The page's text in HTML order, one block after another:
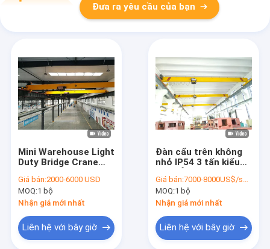
Đưa ra yêu cầu của bạn
Mini Warehouse Light
Duty Bridge Crane
tấn Di chuyển
Giá bán:2000-6000 USD
MOQ:1 bộ
Nhận giá mới nhất
Liên hệ với bây giờ
Đàn cẩu trên không
nhỏ IP54 3 tấn kiểu
Giá bán:7000-8000US$/set FOB Shanghai
MOQ:1 bộ
Nhận giá mới nhất
Liên hệ với bây giờ